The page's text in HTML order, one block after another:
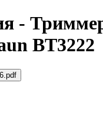
-
BT3222